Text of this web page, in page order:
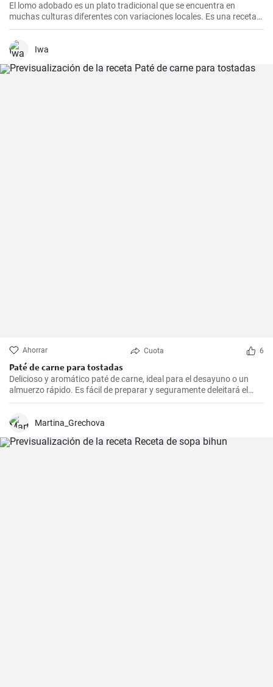
El lomo adobado es un plato tradicional que se encuentra en
muchas culturas diferentes con variaciones locales. Es una receta
sencilla y deliciosa que consiste en una pieza jugosa de lomo de
cerdo marinado (adobado) en una mezcla de especias, vinagre y ajo
antes de ser asado hasta quedar tierno y sabroso. Es excelente
Iwa
Ahorrar Cuota 6
Paté de carne para tostadas
Delicioso y aromático paté de carne, ideal para el desayuno o un
almuerzo rápido. Es fácil de preparar y seguramente deleitará el
paladar de todos los amantes de la carne.
Martina_Grechova